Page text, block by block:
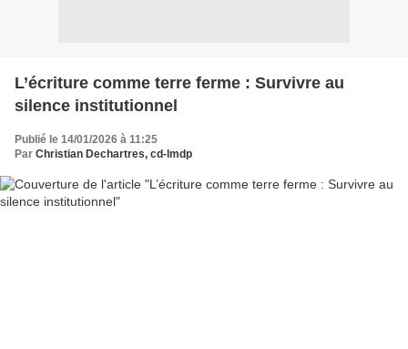
L’écriture comme terre ferme : Survivre au
silence institutionnel
Publié le 14/01/2026 à 11:25
Par Christian Dechartres, cd-lmdp